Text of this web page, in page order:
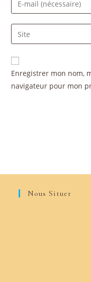
Enregistrer mon nom,
navigateur pour mon
Nous Situer